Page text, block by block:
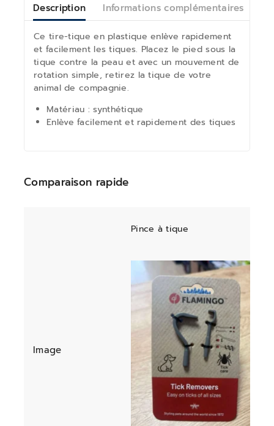
Description Informations complémentaires
Ce tire-tique en plastique enlève rapidement
et facilement les tiques. Placez le pied sous la
tique contre la peau et avec un mouvement de
rotation simple, retirez la tique de votre
animal de compagnie.
Matériau : synthétique
Enlève facilement et rapidement des tiques
Comparaison rapide
Pince à tique
Image